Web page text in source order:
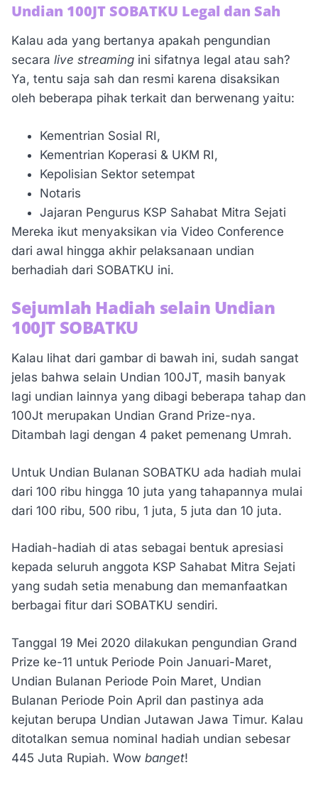
Undian 100JT SOBATKU Legal dan Sah
Kalau ada yang bertanya apakah pengundian
secara live streaming ini sifatnya legal atau sah?
Ya, tentu saja sah dan resmi karena disaksikan
oleh beberapa pihak terkait dan berwenang yaitu:
Kementrian Sosial RI,
Kementrian Koperasi & UKM RI,
Kepolisian Sektor setempat
Notaris
Jajaran Pengurus KSP Sahabat Mitra Sejati
Mereka ikut menyaksikan via Video Conference
dari awal hingga akhir pelaksanaan undian
berhadiah dari SOBATKU ini.
Sejumlah Hadiah selain Undian
100JT SOBATKU
Kalau lihat dari gambar di bawah ini, sudah sangat
jelas bahwa selain Undian 100JT, masih banyak
lagi undian lainnya yang dibagi beberapa tahap dan
100Jt merupakan Undian Grand Prize-nya.
Ditambah lagi dengan 4 paket pemenang Umrah.
Untuk Undian Bulanan SOBATKU ada hadiah mulai
dari 100 ribu hingga 10 juta yang tahapannya mulai
dari 100 ribu, 500 ribu, 1 juta, 5 juta dan 10 juta.
Hadiah-hadiah di atas sebagai bentuk apresiasi
kepada seluruh anggota KSP Sahabat Mitra Sejati
yang sudah setia menabung dan memanfaatkan
berbagai fitur dari SOBATKU sendiri.
Tanggal 19 Mei 2020 dilakukan pengundian Grand
Prize ke-11 untuk Periode Poin Januari-Maret,
Undian Bulanan Periode Poin Maret, Undian
Bulanan Periode Poin April dan pastinya ada
kejutan berupa Undian Jutawan Jawa Timur. Kalau
ditotalkan semua nominal hadiah undian sebesar
445 Juta Rupiah. Wow banget!